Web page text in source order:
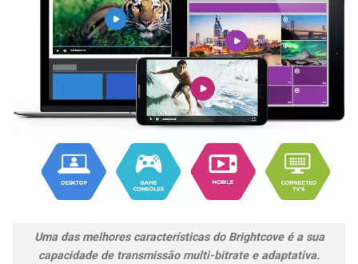
Uma das melhores características do Brightcove é a sua
capacidade de transmissão multi-bitrate e adaptativa.